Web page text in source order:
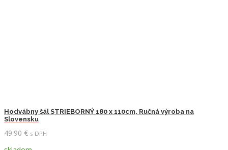
Hodvábny šál STRIEBORNÝ 180 x 110cm, Ručná výroba na
Slovensku
49.90 € s DPH